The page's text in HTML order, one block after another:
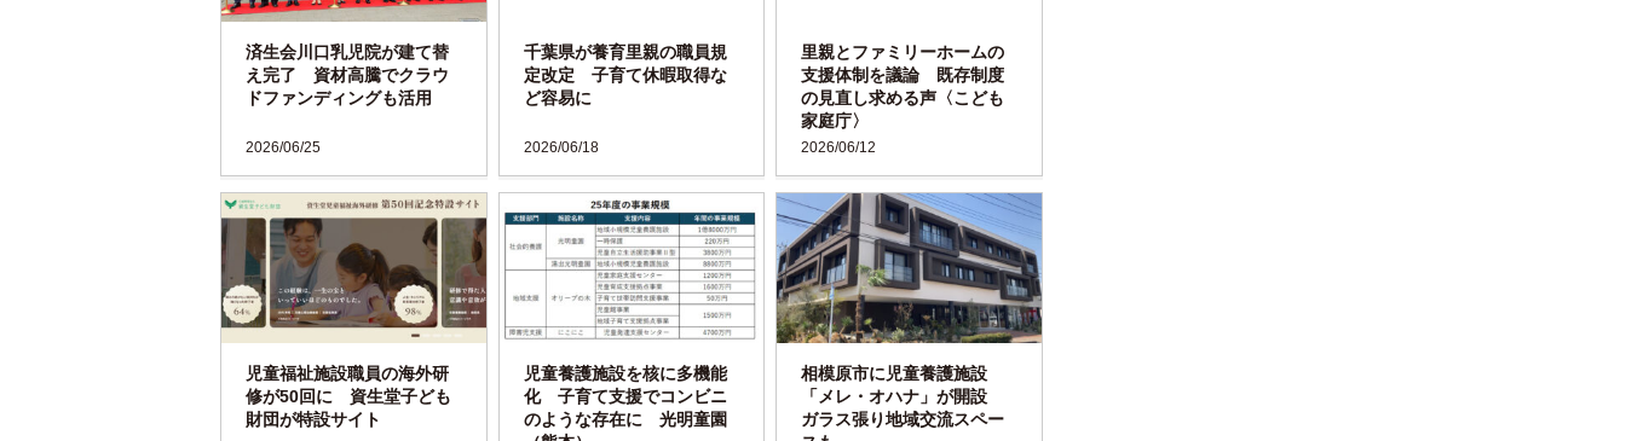
2026/06/25
済生会川口乳児院が建て替
え完了 資材高騰でクラウ
ドファンディングも活用
2026/06/18
千葉県が養育里親の職員規
定改定 子育て休暇取得な
ど容易に
2026/06/12
里親とファミリーホームの
支援体制を議論 既存制度
の見直し求める声〈こども
家庭庁〉
児童福祉施設職員の海外研
修が50回に 資生堂子ども
財団が特設サイト
児童養護施設を核に多機能
化 子育て支援でコンビニ
のような存在に 光明童園
相模原市に児童養護施設
「メレ・オハナ」が開設
ガラス張り地域交流スペー